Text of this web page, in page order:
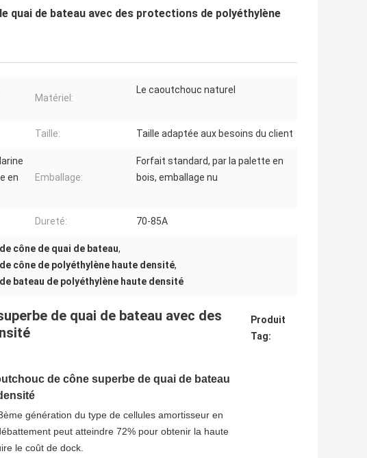
quai de bateau avec des protections de polyéthylène
Matériel:
Le caoutchouc naturel
Taille: Taille adaptée aux besoins du client
en
Emballage:
Forfait standard, par la palette en
bois, emballage nu
Dureté: 70-85A
cône de quai de bateau,
cône de polyéthylène haute densité,
bateau de polyéthylène haute densité
de quai de bateau avec des
de cône superbe de quai de bateau
génération du type de cellules amortisseur en
peut atteindre 72% pour obtenir la haute
le coût de dock.
Produit
Tag: